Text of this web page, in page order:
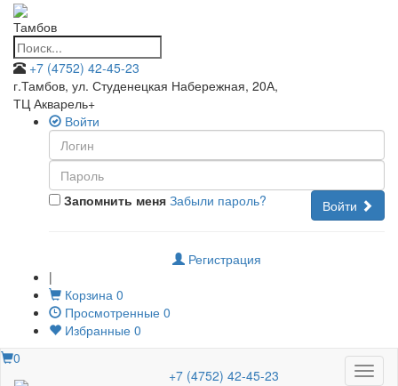
Тамбов
+7 (4752) 42-45-23
г.Тамбов, ул. Студенецкая Набережная, 20А,
ТЦ Акварель+
Войти
Запомнить меня Войти
Забыли пароль?
Регистрация
|
Корзина 0
Просмотренные 0
Избранные 0
Меню
0
+7 (4752) 42-45-23